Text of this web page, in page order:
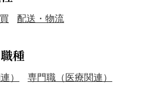
配送・物流
種
）
専門職（医療関連）